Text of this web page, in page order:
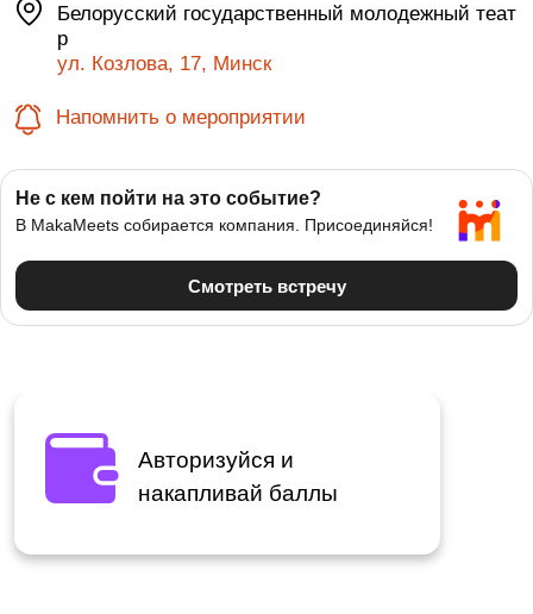
Белорусский государственный молодежный теат
р
ул. Козлова, 17, Минск
Напомнить о мероприятии
Авторизуйся и
накапливай баллы